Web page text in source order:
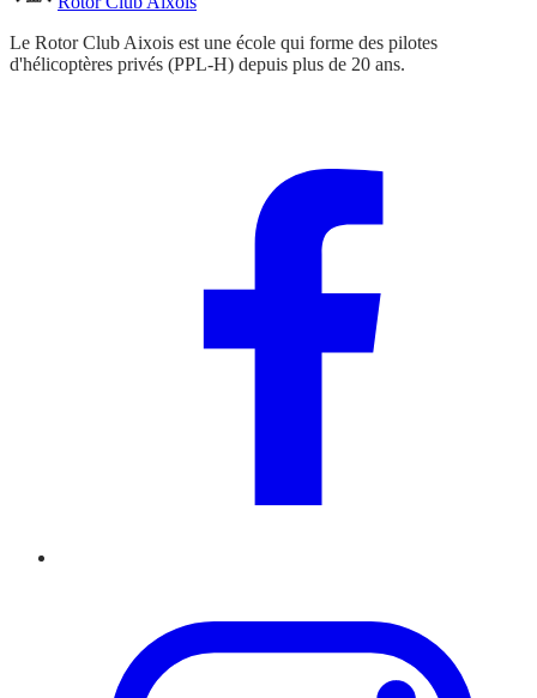
Le Rotor Club Aixois est une école qui forme des pilotes
d'hélicoptères privés (PPL-H) depuis plus de 20 ans.